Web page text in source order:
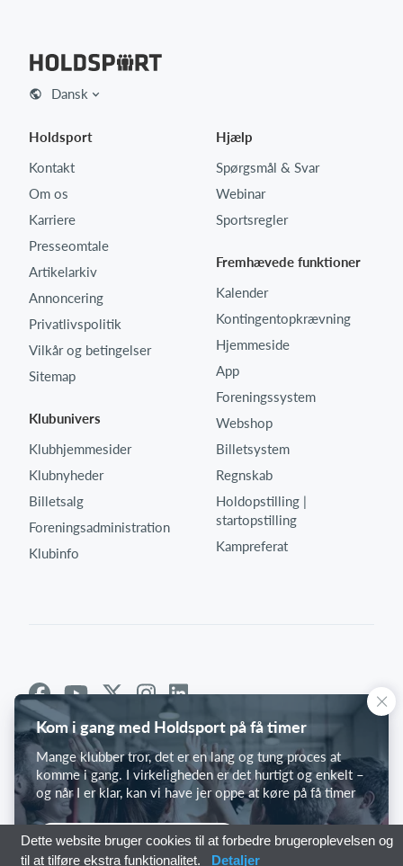
Kom i gang med Holdsport på få timer
Mange klubber tror, det er en lang og tung proces at
komme i gang. I virkeligheden er det hurtigt og enkelt –
og når I er klar, kan vi have jer oppe at køre på få timer
Kom i gang med Holdsport
Dansk
Holdsport
Kontakt
Om os
Karriere
Presseomtale
Artikelarkiv
Annoncering
Privatlivspolitik
Vilkår og betingelser
Sitemap
Klubunivers
Klubhjemmesider
Klubnyheder
Billetsalg
Foreningsadministration
Klubinfo
Hjælp
Spørgsmål & Svar
Webinar
Sportsregler
Fremhævede funktioner
Kalender
Kontingentopkrævning
Hjemmeside
App
Foreningssystem
Webshop
Billetsystem
Regnskab
Holdopstilling |
startopstilling
Kampreferat
Dette website bruger cookies til at forbedre brugeroplevelsen og
til at tilføre ekstra funktionalitet.
Detaljer